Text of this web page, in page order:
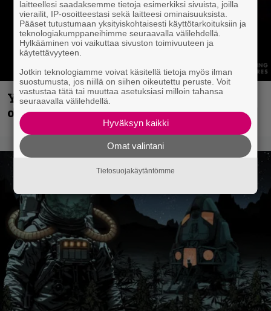
Yngwie Malmsteen iskee jälleen – Now
or Never -single tulevalta levyltä julki
laitteellesi saadaksemme tietoja esimerkiksi sivuista, joilla
vierailit, IP-osoitteestasi sekä laitteesi ominaisuuksista.
Pääset tutustumaan yksityiskohtaisesti käyttötarkoituksiin ja
teknologiakumppaneihimme seuraavalla välilehdellä.
Hylkääminen voi vaikuttaa sivuston toimivuuteen ja
käytettävyyteen.
Jotkin teknologiamme voivat käsitellä tietoja myös ilman
suostumusta, jos niillä on siihen oikeutettu peruste. Voit
vastustaa tätä tai muuttaa asetuksiasi milloin tahansa
seuraavalla välilehdellä.
Hyväksyn kaikki
Omat valintani
Tietosuojakäytäntömme